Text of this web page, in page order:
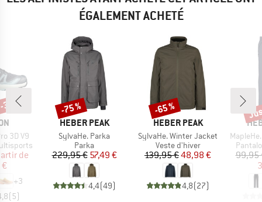
ÉGALEMENT ACHETÉ
3D V9
réduit
de
+3
(5)
%
MARQUE
HEBER PEAK
Article
SylvaHe. Parka
Product group
Parka
Prix
229,95 €Prix réduit
57,49 €
4,4(49)
Remise
-75 %
MARQUE
HEBER PEAK
Article
SylvaHe. Winter Jacket
Product group
Veste d'hiver
Prix
139,95 €Prix réduit
48,98 €
4,8(27)
Remise
-65 %
Article
99,95